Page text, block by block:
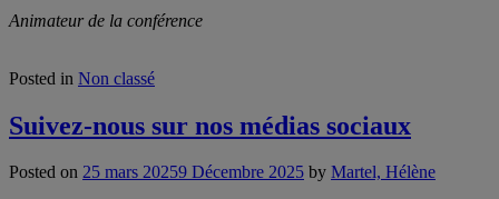
Animateur de la conférence
Posted in Non classé
Suivez-nous sur nos médias sociaux
Posted on 25 mars 20259 Décembre 2025 by Martel, Hélène